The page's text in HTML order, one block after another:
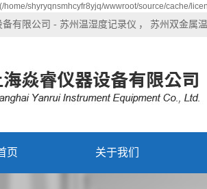
home/shyryqnsmhcyfr8yjq/wwwroot/source/cache/
备有限公司 - 苏州温湿度记录仪 苏州双金属
页 关于我们